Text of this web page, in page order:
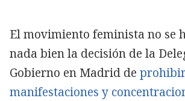
El movimiento feminista no se
nada bien la decisión de la
Gobierno en Madrid de
manifestaciones y